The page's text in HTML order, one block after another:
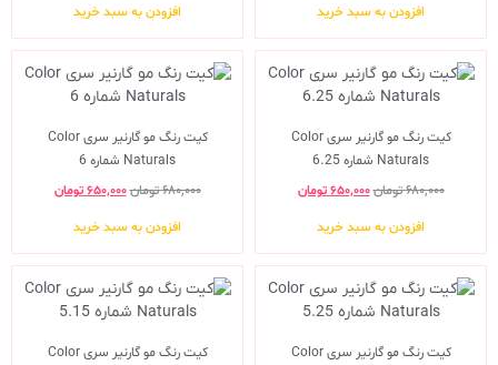
افزودن به سبد خرید افزودن به سبد خرید
کیت رنگ مو گارنیر سری Color
Naturals شماره 6.25
۶۸۰,۰۰۰تومان۶۵۰,۰۰۰ تومان
افزودن به سبد خرید
کیت رنگ مو گارنیر سری Color
Naturals شماره 6
۶۸۰,۰۰۰تومان۶۵۰,۰۰۰ تومان
افزودن به سبد خرید
کیت رنگ مو گارنیر سری Color
کیت رنگ مو گارنیر سری Color